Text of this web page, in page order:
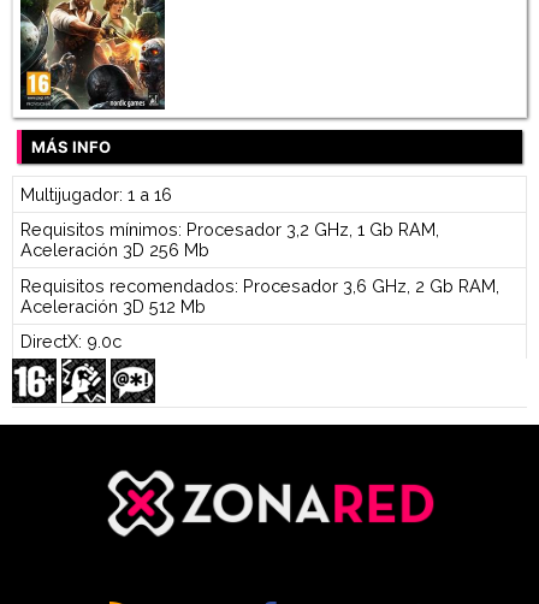
MÁS INFO
Multijugador: 1 a 16
Requisitos mínimos: Procesador 3,2 GHz, 1 Gb RAM,
Aceleración 3D 256 Mb
Requisitos recomendados: Procesador 3,6 GHz, 2 Gb RAM,
Aceleración 3D 512 Mb
DirectX: 9.0c